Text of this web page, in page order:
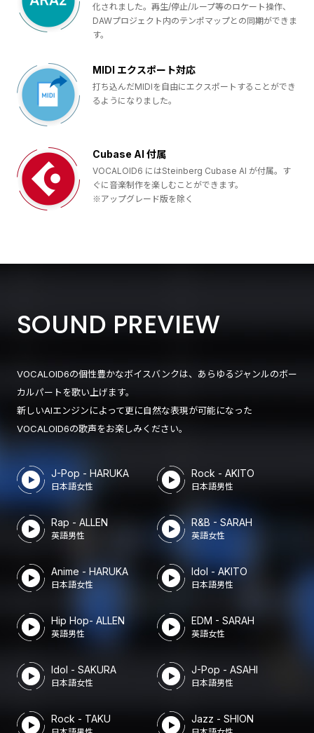
化されました。再生/停止/ループ等のロケート操作、
DAWプロジェクト内のテンポマップとの同期ができま
す。
MIDI エクスポート対応
打ち込んだMIDIを自由にエクスポートすることができ
るようになりました。
Cubase AI 付属
VOCALOID6 にはSteinberg Cubase AI が付属。す
ぐに音楽制作を楽しむことができます。
※アップグレード版を除く
SOUND PREVIEW
VOCALOID6の個性豊かなボイスバンクは、あらゆるジャンルのボー
カルパートを歌い上げます。
新しいAIエンジンによって更に自然な表現が可能になった
VOCALOID6の歌声をお楽しみください。
J-Pop - HARUKA
日本語女性
Rock - AKITO
日本語男性
Rap - ALLEN
英語男性
R&B - SARAH
英語女性
Anime - HARUKA
日本語女性
Idol - AKITO
日本語男性
Hip Hop- ALLEN
英語男性
EDM - SARAH
英語女性
Idol - SAKURA
日本語女性
J-Pop - ASAHI
日本語男性
Rock - TAKU Jazz - SHION